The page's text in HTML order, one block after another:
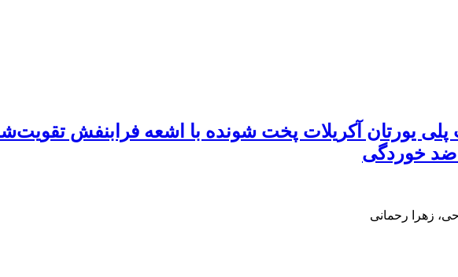
یورتان آکریلات پخت شونده با اشعه فرابنفش
ضد خوردگی
زهرا رحمانی